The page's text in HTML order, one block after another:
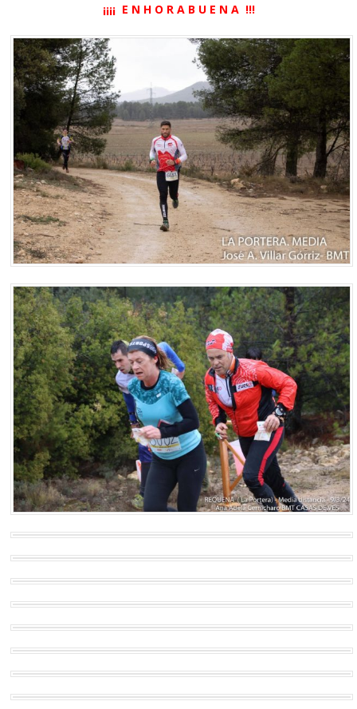
¡¡¡¡ E N H O R A B U E N A !!!